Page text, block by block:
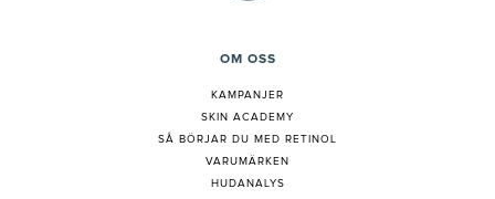
OM OSS
KAMPANJER
SKIN ACADEMY
SÅ BÖRJAR DU MED RETINOL
VARUMÄRKEN
HUDANALYS